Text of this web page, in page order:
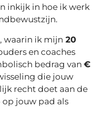
inkijk in hoe ik werk
waarin ik mijn 20
en coaches
bedrag van €
die jouw
recht doet aan de
op jouw pad als